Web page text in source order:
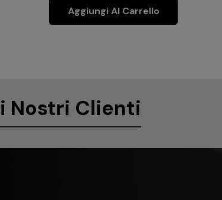
Aggiungi Al Carrello
Nostri Clienti